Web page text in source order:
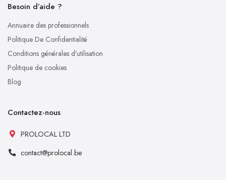
Besoin d’aide ?
Annuaire des professionnels
Politique De Confidentialité
Conditions générales d’utilisation
Politique de cookies
Blog
Contactez-nous
PROLOCAL LTD
contact@prolocal.be